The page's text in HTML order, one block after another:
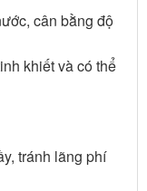
cân bằng độ
khiết và có thể
tránh lãng phí